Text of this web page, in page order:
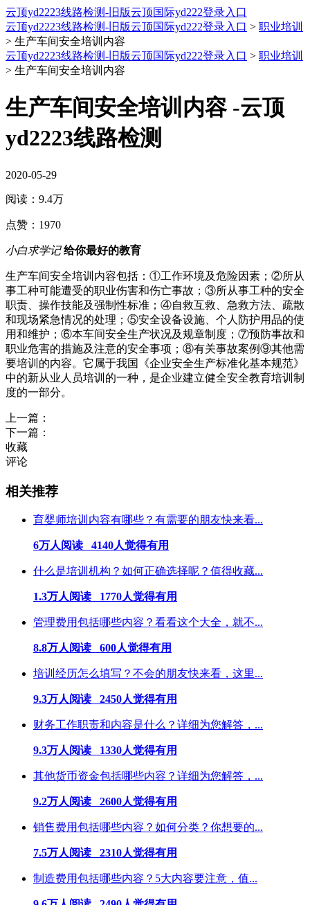
云顶yd2223线路检测-旧版云顶国际yd222登录入口
云顶yd2223线路检测-旧版云顶国际yd222登录入口 > 职业培训
> 生产车间安全培训内容
云顶yd2223线路检测-旧版云顶国际yd222登录入口 > 职业培训
> 生产车间安全培训内容
生产车间安全培训内容 -云顶
yd2223线路检测
2020-05-29
阅读： 9.4万
点赞： 1970
小白求学记 给你最好的教育
生产车间安全培训内容包括：①工作环境及危险因素；②所从
事工种可能遭受的职业伤害和伤亡事故；③所从事工种的安全
职责、操作技能及强制性标准；④自救互救、急救方法、疏散
和现场紧急情况的处理；⑤安全设备设施、个人防护用品的使
用和维护；⑥本车间安全生产状况及规章制度；⑦预防事故和
职业危害的措施及注意的安全事项；⑧有关事故案例⑨其他需
要培训的内容。它属于我国《企业安全生产标准化基本规范》
中的新从业人员培训的一种，是企业建立健全安全教育培训制
度的一部分。
上一篇：
下一篇：
收藏
评论
相关推荐
育婴师培训内容有哪些？有需要的朋友快来看...
6万人阅读 4140人觉得有用
什么是培训机构？如何正确选择呢？值得收藏...
1.3万人阅读 1770人觉得有用
管理费用包括哪些内容？看看这个大全，就不...
8.8万人阅读 600人觉得有用
培训经历怎么填写？不会的朋友快来看，这里...
9.3万人阅读 2450人觉得有用
财务工作职责和内容是什么？详细为您解答，...
9.3万人阅读 1330人觉得有用
其他货币资金包括哪些内容？详细为您解答，...
9.2万人阅读 2600人觉得有用
销售费用包括哪些内容？如何分类？你想要的...
7.5万人阅读 2310人觉得有用
制造费用包括哪些内容？5大内容要注意，值...